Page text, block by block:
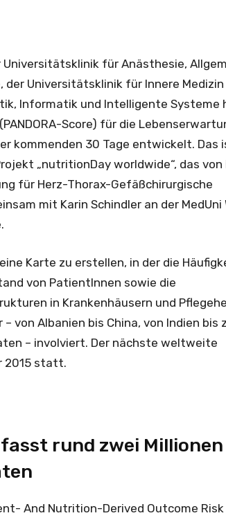
Universitätsklinik für Anästhesie,
Universitätsklinik für Innere Medizin
Informatik und Intelligente Systeme
Score) für die
kommenden 30 Tage entwickelt. Das
„nutritionDay worldwide“, das von
für Herz-Thorax-Gefäßchirurgische
mit Karin Schindler an der MedUni
Karte zu erstellen, in der die
von PatientInnen sowie die
in Krankenhäusern und
von Albanien bis China, von Indien bis
– involviert. Der nächste weltweite
2015 statt.
rund zwei Millionen
And Nutrition-Derived Outcome Risk